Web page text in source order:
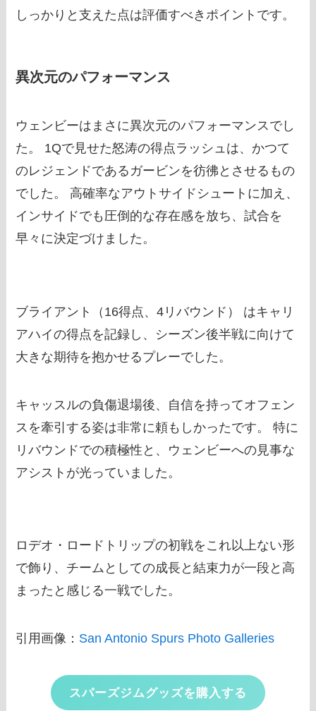
しっかりと支えた点は評価すべきポイントです。
異次元のパフォーマンス
ウェンビーはまさに異次元のパフォーマンスでし
た。 1Qで見せた怒涛の得点ラッシュは、かつて
のレジェンドであるガービンを彷彿とさせるもの
でした。 高確率なアウトサイドシュートに加え、
インサイドでも圧倒的な存在感を放ち、試合を
早々に決定づけました。
ブライアント（16得点、4リバウンド） はキャリ
アハイの得点を記録し、シーズン後半戦に向けて
大きな期待を抱かせるプレーでした。
キャッスルの負傷退場後、自信を持ってオフェン
スを牽引する姿は非常に頼もしかったです。 特に
リバウンドでの積極性と、ウェンビーへの見事な
アシストが光っていました。
ロデオ・ロードトリップの初戦をこれ以上ない形
で飾り、チームとしての成長と結束力が一段と高
まったと感じる一戦でした。
引用画像： San Antonio Spurs Photo Galleries
スパーズジムグッズを購入する